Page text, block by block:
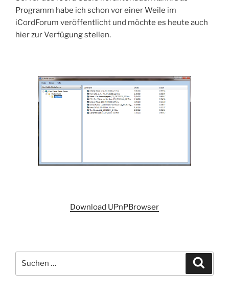
Programm habe ich schon vor einer Weile im
iCordForum veröffentlicht und möchte es heute auch
hier zur Verfügung stellen.
Download UPnPBrowser
nach: